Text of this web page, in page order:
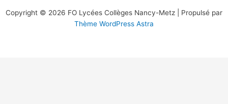
Copyright © 2026 FO Lycées Collèges Nancy-Metz | Propulsé par
Thème WordPress Astra